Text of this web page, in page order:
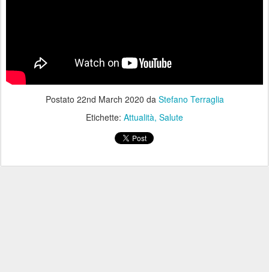
Postato 22nd March 2020 da Stefano Terraglia
Etichette: Attualità Salute